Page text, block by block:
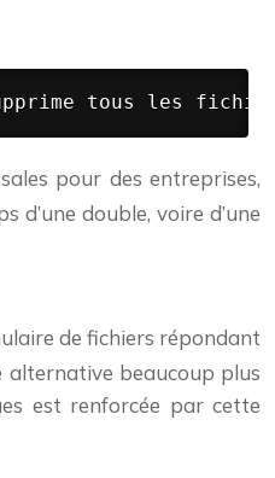
tous les
pour des entreprises,
d’une double, voire d’une
de fichiers répondant
alternative beaucoup plus
est renforcée par cette